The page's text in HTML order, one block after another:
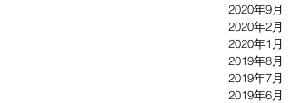
2020年9月
2020年2月
2020年1月
2019年8月
2019年7月
2019年6月